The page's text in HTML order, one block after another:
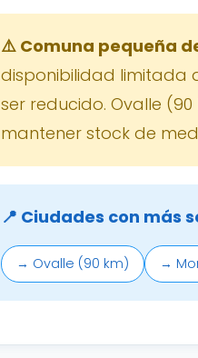
⚠️ Comuna pequeña
disponibilidad limitada
ser reducido. Ovalle
mantener stock de
📍 Ciudades con más
→ Ovalle (90 km) →